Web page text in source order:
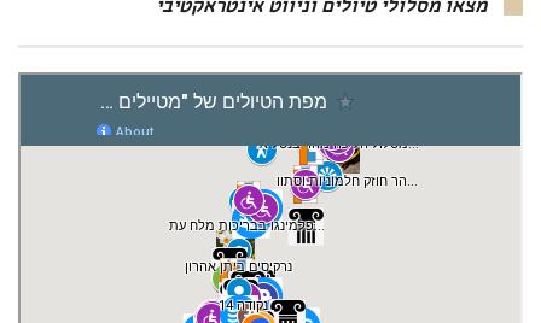
מצאו מסלולי טיולים וניווט אינטראקטיבי